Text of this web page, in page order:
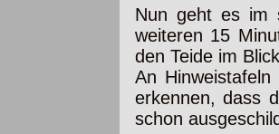
Nun geht es im
weiteren 15
den Teide im
An
erkennen, dass
schon